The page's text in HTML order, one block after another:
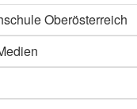
Oberösterreich